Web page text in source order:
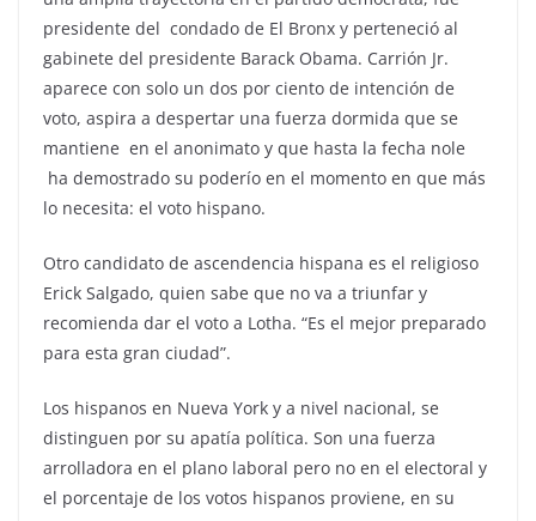
presidente del condado de El Bronx y perteneció al
gabinete del presidente Barack Obama. Carrión Jr.
aparece con solo un dos por ciento de intención de
voto, aspira a despertar una fuerza dormida que se
mantiene en el anonimato y que hasta la fecha nole
ha demostrado su poderío en el momento en que más
lo necesita: el voto hispano.
Otro candidato de ascendencia hispana es el religioso
Erick Salgado, quien sabe que no va a triunfar y
recomienda dar el voto a Lotha. “Es el mejor preparado
para esta gran ciudad”.
Los hispanos en Nueva York y a nivel nacional, se
distinguen por su apatía política. Son una fuerza
arrolladora en el plano laboral pero no en el electoral y
el porcentaje de los votos hispanos proviene, en su